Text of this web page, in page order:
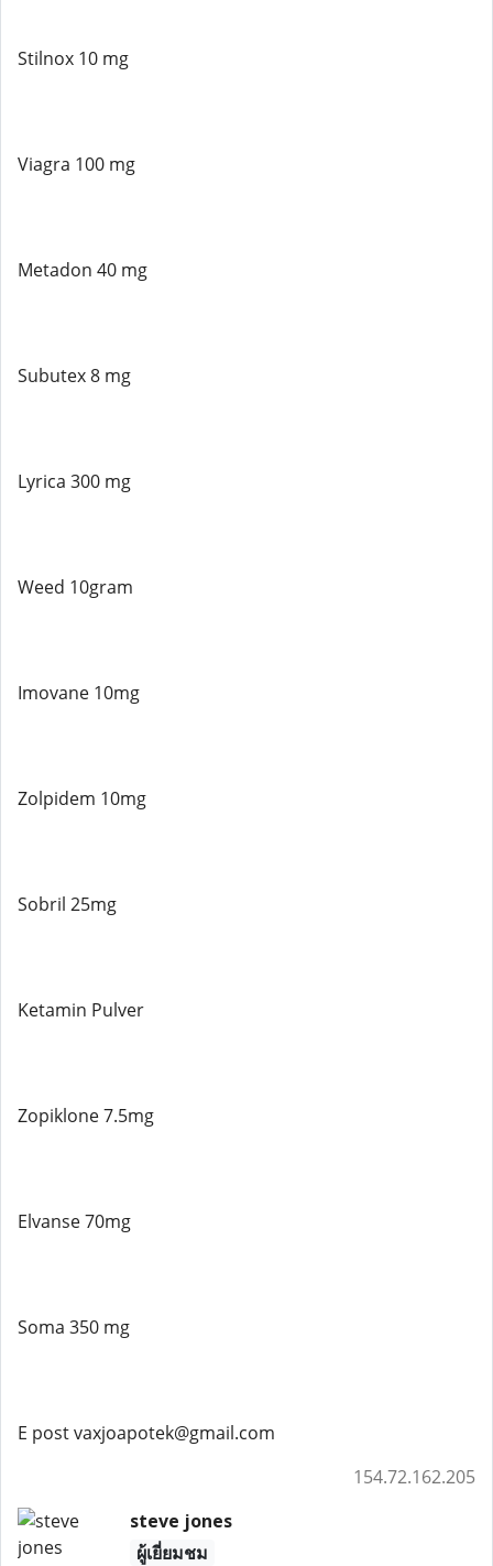
Stilnox 10 mg
Viagra 100 mg
Metadon 40 mg
Subutex 8 mg
Lyrica 300 mg
Weed 10gram
Imovane 10mg
Zolpidem 10mg
Sobril 25mg
Ketamin Pulver
Zopiklone 7.5mg
Elvanse 70mg
Soma 350 mg
E post vaxjoapotek@gmail.com
154.72.162.205
steve jones
ผู้เยี่ยมชม